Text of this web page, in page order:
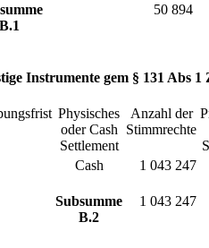
B.1
50 894
Instrumente gem § 131 Abs 1
Physisches
oder Cash
Settlement
Anzahl der
Stimmrechte
Cash 1 043 247
Subsumme
B.2
1 043 247